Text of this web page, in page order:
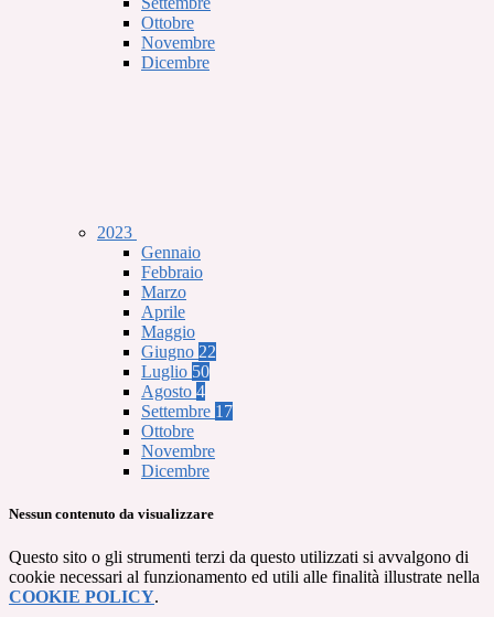
Ottobre
Novembre
Dicembre
2023
Gennaio
Febbraio
Marzo
Aprile
Maggio
Giugno 22
Luglio 50
Agosto 4
Settembre 17
Ottobre
Novembre
Dicembre
Nessun contenuto da visualizzare
Questo sito o gli strumenti terzi da questo utilizzati si avvalgono di
cookie necessari al funzionamento ed utili alle finalità illustrate nella
COOKIE POLICY.